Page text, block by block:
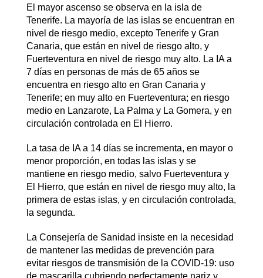
El mayor ascenso se observa en la isla de
Tenerife. La mayoría de las islas se encuentran en
nivel de riesgo medio, excepto Tenerife y Gran
Canaria, que están en nivel de riesgo alto, y
Fuerteventura en nivel de riesgo muy alto. La IA a
7 días en personas de más de 65 años se
encuentra en riesgo alto en Gran Canaria y
Tenerife; en muy alto en Fuerteventura; en riesgo
medio en Lanzarote, La Palma y La Gomera, y en
circulación controlada en El Hierro.
La tasa de IA a 14 días se incrementa, en mayor o
menor proporción, en todas las islas y se
mantiene en riesgo medio, salvo Fuerteventura y
El Hierro, que están en nivel de riesgo muy alto, la
primera de estas islas, y en circulación controlada,
la segunda.
La Consejería de Sanidad insiste en la necesidad
de mantener las medidas de prevención para
evitar riesgos de transmisión de la COVID-19: uso
de mascarilla cubriendo perfectamente nariz y